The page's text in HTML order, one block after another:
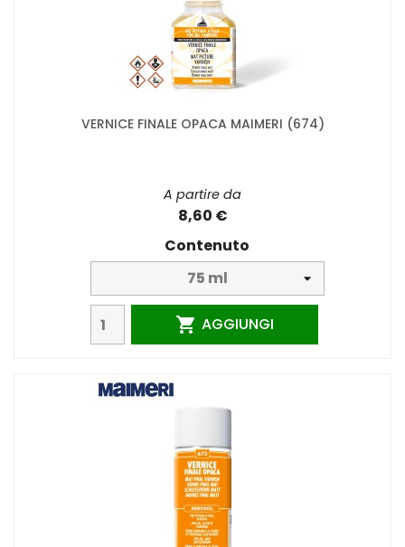
VERNICE FINALE OPACA MAIMERI (674)
A partire da
8,60 €
Contenuto
 AGGIUNGI